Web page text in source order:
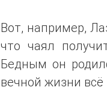
Вот, например,
что чаял
Бедным он
вечной жизни всё